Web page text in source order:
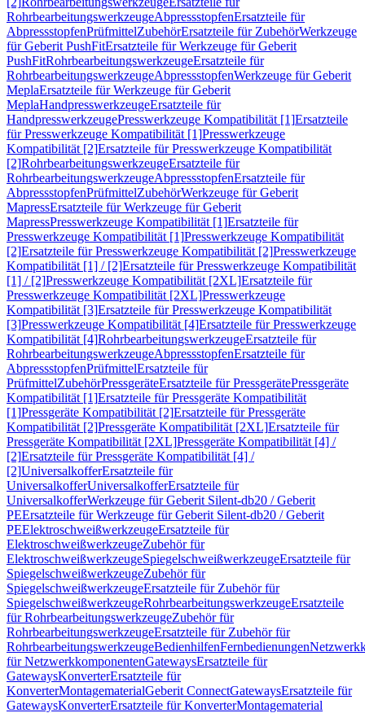
RohrbearbeitungswerkzeugeAbpressstopfenErsatzteile für
AbpressstopfenPrüfmittelZubehörErsatzteile für ZubehörWerkzeuge
für Geberit PushFitErsatzteile für Werkzeuge für Geberit
PushFitRohrbearbeitungswerkzeugeErsatzteile für
RohrbearbeitungswerkzeugeAbpressstopfenWerkzeuge für Geberit
MeplaErsatzteile für Werkzeuge für Geberit
MeplaHandpresswerkzeugeErsatzteile für
HandpresswerkzeugePresswerkzeuge Kompatibilität [1]Ersatzteile
für Presswerkzeuge Kompatibilität [1]Presswerkzeuge
Kompatibilität [2]Ersatzteile für Presswerkzeuge Kompatibilität
[2]RohrbearbeitungswerkzeugeErsatzteile für
RohrbearbeitungswerkzeugeAbpressstopfenErsatzteile für
AbpressstopfenPrüfmittelZubehörWerkzeuge für Geberit
MapressErsatzteile für Werkzeuge für Geberit
MapressPresswerkzeuge Kompatibilität [1]Ersatzteile für
Presswerkzeuge Kompatibilität [1]Presswerkzeuge Kompatibilität
[2]Ersatzteile für Presswerkzeuge Kompatibilität [2]Presswerkzeuge
Kompatibilität [1] / [2]Ersatzteile für Presswerkzeuge Kompatibilität
[1] / [2]Presswerkzeuge Kompatibilität [2XL]Ersatzteile für
Presswerkzeuge Kompatibilität [2XL]Presswerkzeuge
Kompatibilität [3]Ersatzteile für Presswerkzeuge Kompatibilität
[3]Presswerkzeuge Kompatibilität [4]Ersatzteile für Presswerkzeuge
Kompatibilität [4]RohrbearbeitungswerkzeugeErsatzteile für
RohrbearbeitungswerkzeugeAbpressstopfenErsatzteile für
AbpressstopfenPrüfmittelErsatzteile für
PrüfmittelZubehörPressgeräteErsatzteile für PressgerätePressgeräte
Kompatibilität [1]Ersatzteile für Pressgeräte Kompatibilität
[1]Pressgeräte Kompatibilität [2]Ersatzteile für Pressgeräte
Kompatibilität [2]Pressgeräte Kompatibilität [2XL]Ersatzteile für
Pressgeräte Kompatibilität [2XL]Pressgeräte Kompatibilität [4] /
[2]Ersatzteile für Pressgeräte Kompatibilität [4] /
[2]UniversalkofferErsatzteile für
UniversalkofferUniversalkofferErsatzteile für
UniversalkofferWerkzeuge für Geberit Silent-db20 / Geberit
PEErsatzteile für Werkzeuge für Geberit Silent-db20 / Geberit
PEElektroschweißwerkzeugeErsatzteile für
ElektroschweißwerkzeugeZubehör für
ElektroschweißwerkzeugeSpiegelschweißwerkzeugeErsatzteile für
SpiegelschweißwerkzeugeZubehör für
SpiegelschweißwerkzeugeErsatzteile für Zubehör für
SpiegelschweißwerkzeugeRohrbearbeitungswerkzeugeErsatzteile
für RohrbearbeitungswerkzeugeZubehör für
RohrbearbeitungswerkzeugeErsatzteile für Zubehör für
RohrbearbeitungswerkzeugeBedienhilfenFernbedienungen
für NetzwerkkomponentenGatewaysErsatzteile für
GatewaysKonverterErsatzteile für
KonverterMontagematerialGeberit ConnectGatewaysErsatzteile für
GatewaysKonverterErsatzteile für KonverterMontagematerial